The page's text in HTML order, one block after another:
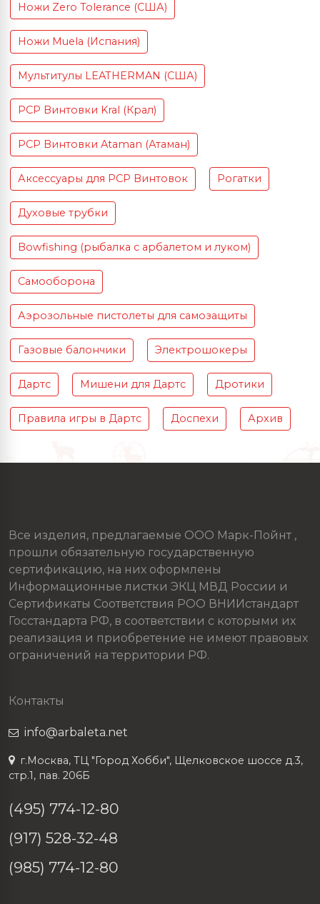
Ножи Zero Tolerance (США)
Ножи Muela (Испания)
Мультитулы LEATHERMAN (США)
PCP Винтовки Kral (Крал)
PCP Винтовки Ataman (Атаман)
Аксессуары для PCP Винтовок Рогатки
Духовые трубки
Bowfishing (рыбалка с арбалетом и луком)
Самооборона
Аэрозольные пистолеты для самозащиты
Газовые балончики Электрошокеры
Дартс Мишени для Дартс Дротики
Правила игры в Дартс Доспехи Архив
Все изделия, предлагаемые ООО Марк-Пойнт ,
прошли обязательную государственную
сертификацию, на них оформлены
Информационные листки ЭКЦ МВД России и
Сертификаты Соответствия РОО ВНИИстандарт
Госстандарта РФ, в соответствии с которыми их
реализация и приобретение не имеют правовых
ограничений на территории РФ.
Контакты
info@arbaleta.net
г.Москва, ТЦ "Город Хобби", Щелковское шоссе д.3,
стр.1, пав. 206Б
(495) 774-12-80
(917) 528-32-48
(985) 774-12-80